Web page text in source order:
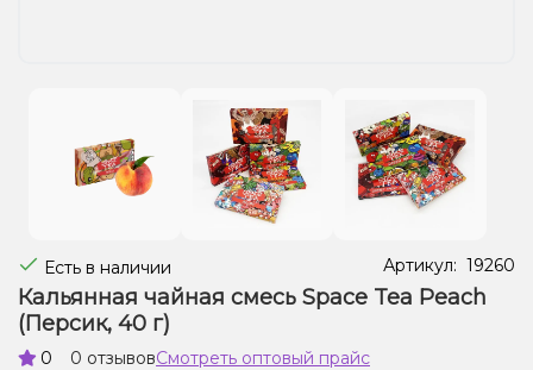
Есть в наличии Артикул: 19260
Кальянная чайная смесь Space Tea Peach
(Персик, 40 г)
0 0 отзывовСмотреть оптовый прайс